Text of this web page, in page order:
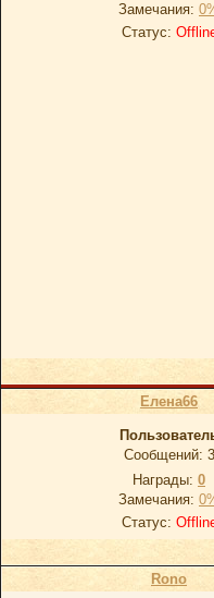
Замечания:
Статус:
Елена66
Сообщений: 3
Награды: 0
Замечания:
Статус:
Rono